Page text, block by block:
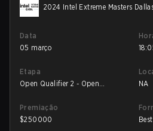
2024 Intel Extreme Masters
Data
05 março
Etapa
Open Qualifier 2 - Open
NA
Premiação
$250000